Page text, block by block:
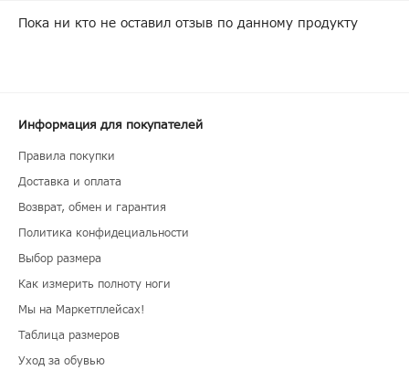
Пока ни кто не оставил отзыв по данному продукту
Информация для покупателей
Правила покупки
Доставка и оплата
Возврат, обмен и гарантия
Политика конфидециальности
Выбор размера
Как измерить полноту ноги
Мы на Маркетплейсах!
Таблица размеров
Уход за обувью